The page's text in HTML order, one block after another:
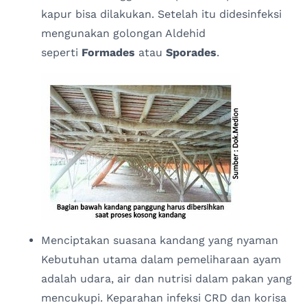
kapur bisa dilakukan. Setelah itu didesinfeksi
mengunakan golongan Aldehid
seperti Formades atau Sporades.
Menciptakan suasana kandang yang nyaman
Kebutuhan utama dalam pemeliharaan ayam
adalah udara, air dan nutrisi dalam pakan yang
mencukupi. Keparahan infeksi CRD dan korisa